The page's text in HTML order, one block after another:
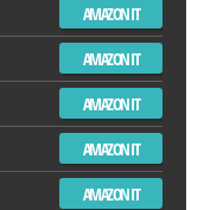
AMAZON IT
AMAZON IT
AMAZON IT
AMAZON IT
AMAZON IT